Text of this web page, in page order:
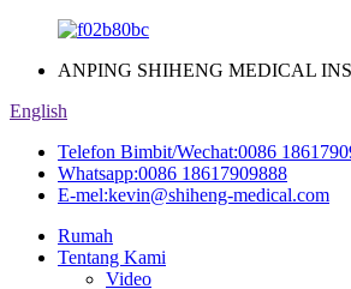
ANPING SHIHENG MEDICAL
English
Telefon Bimbit/Wechat:0086
Whatsapp:0086 18617909888
E-mel:kevin@shiheng-medical.com
Rumah
Tentang Kami
Video